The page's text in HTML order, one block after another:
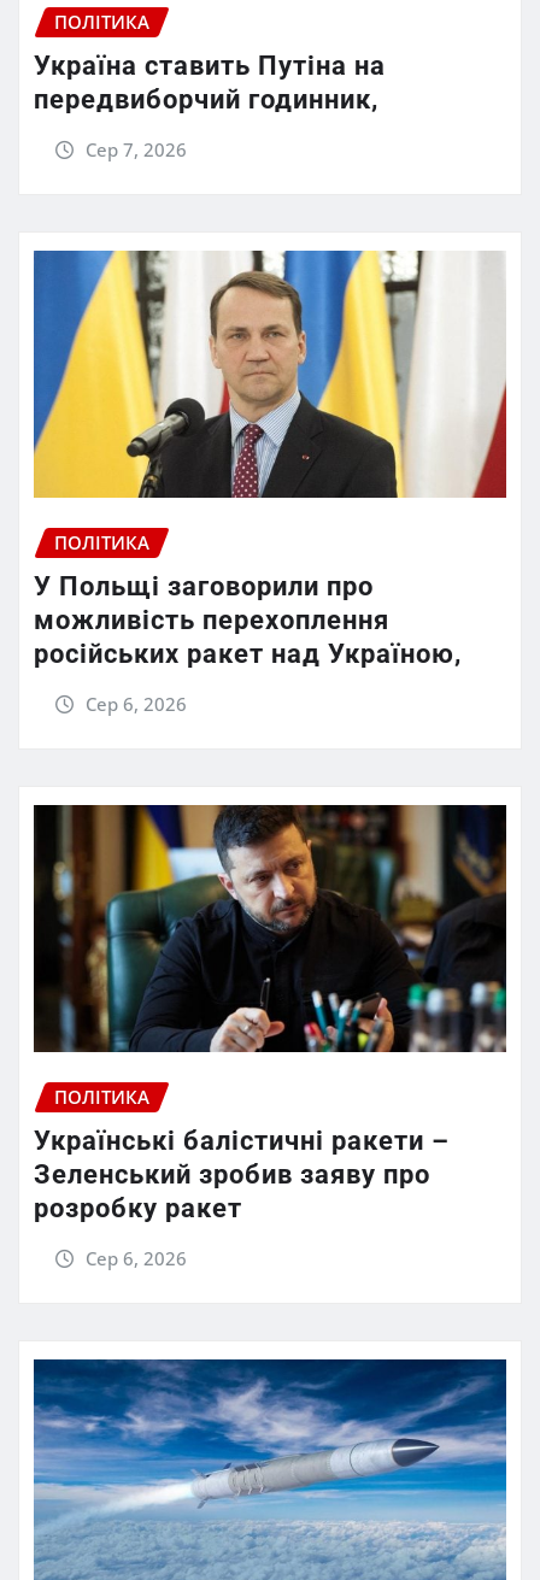
ПОЛІТИКА
Україна ставить Путіна на
передвиборчий годинник,
Сер 7, 2026
ПОЛІТИКА
У Польщі заговорили про
можливість перехоплення
російських ракет над Україною,
Сер 6, 2026
ПОЛІТИКА
Українські балістичні ракети –
Зеленський зробив заяву про
розробку ракет
Сер 6, 2026